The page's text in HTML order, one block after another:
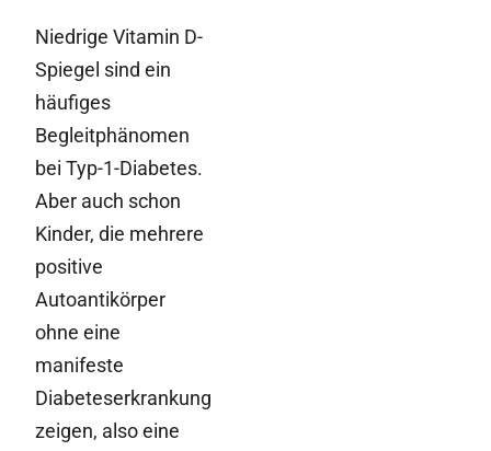
Niedrige Vitamin D-
Spiegel sind ein
häufiges
Begleitphänomen
bei Typ-1-Diabetes.
Aber auch schon
Kinder, die mehrere
positive
Autoantikörper
ohne eine
manifeste
Diabeteserkrankung
zeigen, also eine